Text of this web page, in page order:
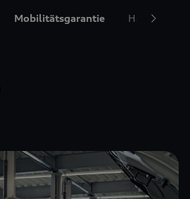
Mobilitätsgarantie Hol- und